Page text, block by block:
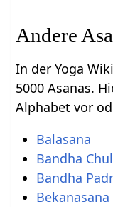
Andere
In der Yoga
5000 Asanas.
Alphabet vor
Balasana
Bandha
Bandha
Bekanasana